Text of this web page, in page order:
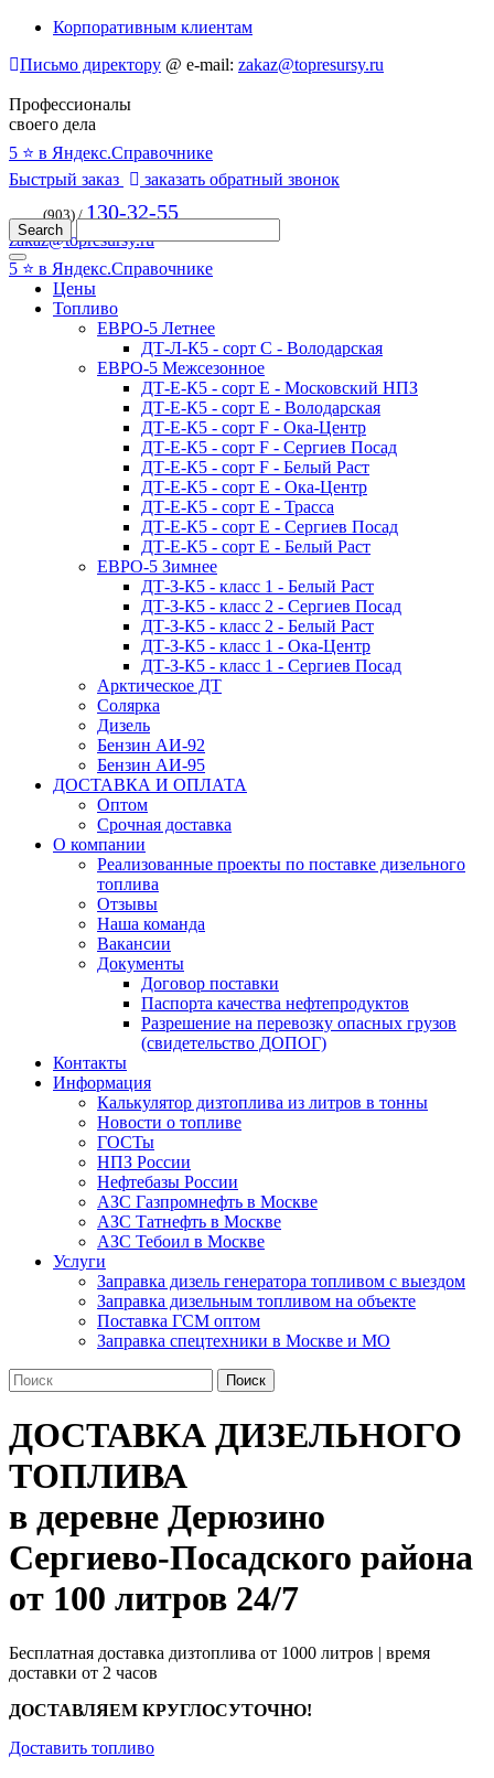
Корпоративным клиентам
Письмо директору @ e-mail: zakaz@topresursy.ru
Профессионалы
своего дела
5 ⭐️ в Яндекс.Справочнике
Быстрый заказ
заказать обратный звонок
(903) /130-32-55
zakaz@topresursy.ru
5 ⭐️ в Яндекс.Справочнике
Цены
Топливо
ЕВРО-5 Летнее
ДТ-Л-К5 - сорт С - Володарская
ЕВРО-5 Межсезонное
ДТ-Е-К5 - сорт E - Московский НПЗ
ДТ-Е-К5 - сорт E - Володарская
ДТ-Е-К5 - сорт F - Ока-Центр
ДТ-Е-К5 - сорт F - Сергиев Посад
ДТ-Е-К5 - сорт F - Белый Раст
ДТ-Е-К5 - сорт E - Ока-Центр
ДТ-Е-К5 - сорт E - Трасса
ДТ-Е-К5 - сорт E - Сергиев Посад
ДТ-Е-К5 - сорт E - Белый Раст
ЕВРО-5 Зимнее
ДТ-З-К5 - класс 1 - Белый Раст
ДТ-З-К5 - класс 2 - Сергиев Посад
ДТ-З-К5 - класс 2 - Белый Раст
ДТ-З-К5 - класс 1 - Ока-Центр
ДТ-З-К5 - класс 1 - Сергиев Посад
Арктическое ДТ
Солярка
Дизель
Бензин АИ-92
Бензин АИ-95
ДОСТАВКА И ОПЛАТА
Оптом
Срочная доставка
О компании
Реализованные проекты по поставке дизельного
топлива
Отзывы
Наша команда
Вакансии
Документы
Договор поставки
Паспорта качества нефтепродуктов
Разрешение на перевозку опасных грузов
(свидетельство ДОПОГ)
Контакты
Информация
Калькулятор дизтоплива из литров в тонны
Новости о топливе
ГОСТы
НПЗ России
Нефтебазы России
АЗС Газпромнефть в Москве
АЗС Татнефть в Москве
АЗС Тебоил в Москве
Услуги
Заправка дизель генератора топливом с выездом
Заправка дизельным топливом на объекте
Поставка ГСМ оптом
Заправка спецтехники в Москве и МО
Поиск
ДОСТАВКА ДИЗЕЛЬНОГО
ТОПЛИВА
в деревне Дерюзино
Сергиево-Посадского района
от 100 литров 24/7
Бесплатная доставка дизтоплива от 1000 литров | время
доставки от 2 часов
ДОСТАВЛЯЕМ КРУГЛОСУТОЧНО!
Доставить топливо